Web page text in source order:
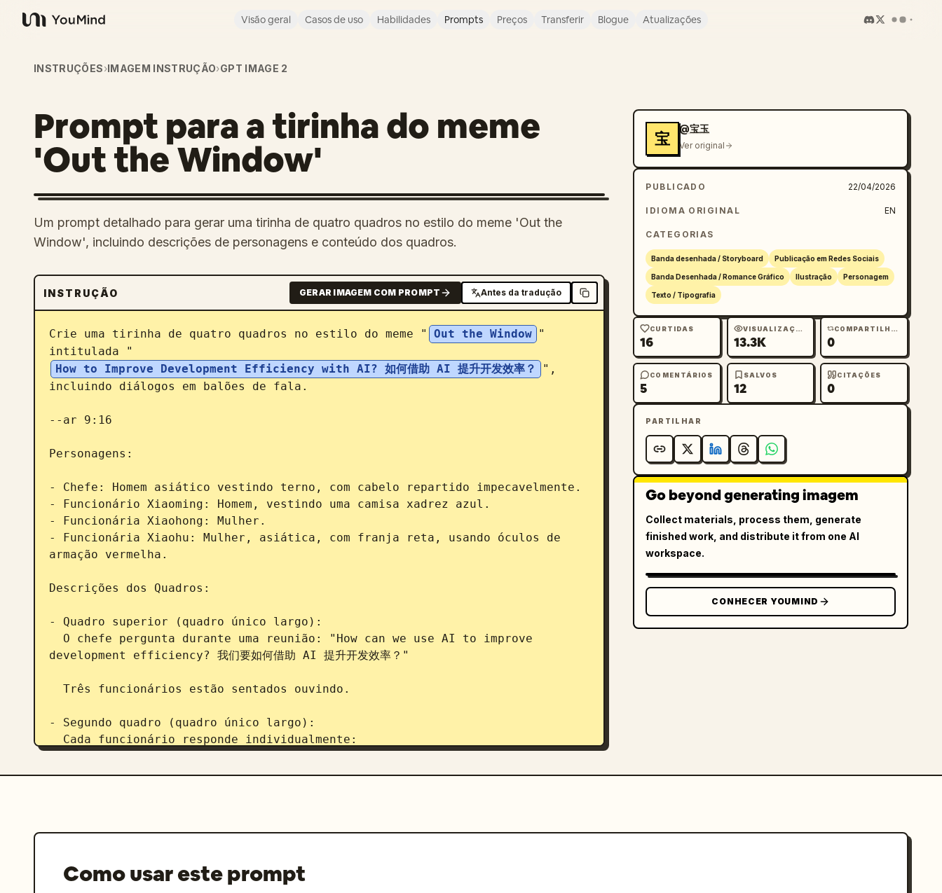
YouMind
Visão geral Casos de uso Habilidades Prompts Preços Transferir Blogue Atualizações
INSTRUÇÕES›IMAGEM INSTRUÇÃO›GPT IMAGE 2
Prompt para a tirinha do meme
'Out the Window'
Um prompt detalhado para gerar uma tirinha de quatro quadros no estilo do meme 'Out the
Window', incluindo descrições de personagens e conteúdo dos quadros.
INSTRUÇÃO GERAR IMAGEM COM PROMPT Antes da tradução
Crie uma tirinha de quatro quadros no estilo do meme " Out the Window "
intitulada "
How to Improve Development Efficiency with AI? 如何借助 AI 提升开发效率？
",
incluindo diálogos em balões de fala.
--ar 9:16
Personagens:
- Chefe: Homem asiático vestindo terno, com cabelo repartido impecavelmente.
- Funcionário Xiaoming: Homem, vestindo uma camisa xadrez azul.
- Funcionária Xiaohong: Mulher.
- Funcionária Xiaohu: Mulher, asiática, com franja reta, usando óculos de
armação vermelha.
Descrições dos Quadros:
- Quadro superior (quadro único largo):
development efficiency? 我们要如何借助 AI 提升开发效率？"
- Segundo quadro (quadro único largo):
  - Xiaoming: "We use AI to write unit tests. 我们用 AI 写单元测试"
宝
@宝玉
Ver original
PUBLICADO 22/04/2026
IDIOMA ORIGINAL EN
CATEGORIAS
Banda desenhada / Storyboard Publicação em Redes Sociais
Banda Desenhada / Romance Gráfico Ilustração Personagem
Texto / Tipografia
CURTIDAS
16
VISUALIZAÇÕES
13.3K
COMPARTILHAMENTOS
0
COMENTÁRIOS
5
SALVOS
12
CITAÇÕES
0
PARTILHAR
Go beyond generating imagem
Collect materials, process them, generate
finished work, and distribute it from one AI
workspace.
CONHECER YOUMIND
Como usar este prompt